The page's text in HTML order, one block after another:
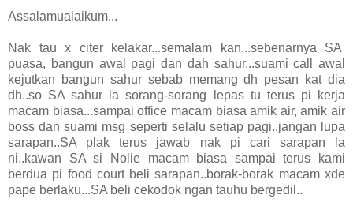
Assalamualaikum...
Nak tau x citer kelakar...semalam kan...sebenarnya SA
puasa, bangun awal pagi dan dah sahur...suami call awal
kejutkan bangun sahur sebab memang dh pesan kat dia
dh..so SA sahur la sorang-sorang lepas tu terus pi kerja
macam biasa...sampai office macam biasa amik air, amik air
boss dan suami msg seperti selalu setiap pagi..jangan lupa
sarapan..SA plak terus jawab nak pi cari sarapan la
ni..kawan SA si Nolie macam biasa sampai terus kami
berdua pi food court beli sarapan..borak-borak macam xde
pape berlaku...SA beli cekodok ngan tauhu bergedil..